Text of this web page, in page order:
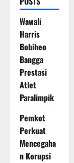
Wawali
Harris
Bobiheo
Bangga
Prestasi
Atlet
Paralimpik
Pemkot
Perkuat
Mencegaha
n Korupsi